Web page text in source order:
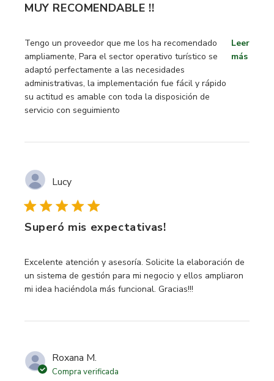
MUY RECOMENDABLE !!
Tengo un proveedor que me los ha recomendado
ampliamente, Para el sector operativo turístico se
adaptó perfectamente a las necesidades
administrativas, la implementación fue fácil y rápido
su actitud es amable con toda la disposición de
servicio con seguimiento
Leer
más
read more about review content Tengo un proveedor que
Lucy
Superó mis expectativas!
Excelente atención y asesoría. Solicite la elaboración de
un sistema de gestión para mi negocio y ellos ampliaron
mi idea haciéndola más funcional. Gracias!!!
read more about review content Excelente atención y
Roxana M.
Compra verificada